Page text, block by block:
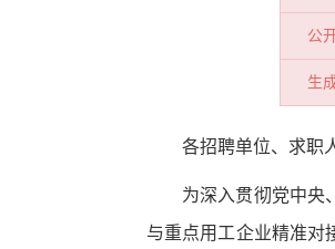
公
生
各招聘单位、求职
为深入贯彻党中央
与重点用工企业精准对